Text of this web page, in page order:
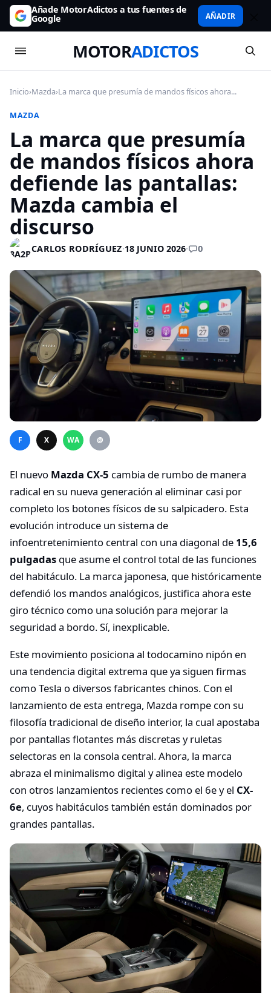
Añade MotorAdictos a tus fuentes de
Google AÑADIR
MOTORADICTOS
Inicio›Mazda›La marca que presumía de mandos físicos ahora...
MAZDA
La marca que presumía
de mandos físicos ahora
defiende las pantallas:
Mazda cambia el
discurso
CARLOS RODRÍGUEZ·18 JUNIO 2026· 0
F X WA @
El nuevo Mazda CX-5 cambia de rumbo de manera
radical en su nueva generación al eliminar casi por
completo los botones físicos de su salpicadero. Esta
evolución introduce un sistema de
infoentretenimiento central con una diagonal de 15,6
pulgadas que asume el control total de las funciones
del habitáculo. La marca japonesa, que históricamente
defendió los mandos analógicos, justifica ahora este
giro técnico como una solución para mejorar la
seguridad a bordo. Sí, inexplicable.
Este movimiento posiciona al todocamino nipón en
una tendencia digital extrema que ya siguen firmas
como Tesla o diversos fabricantes chinos. Con el
lanzamiento de esta entrega, Mazda rompe con su
filosofía tradicional de diseño interior, la cual apostaba
por pantallas flotantes más discretas y ruletas
selectoras en la consola central. Ahora, la marca
abraza el minimalismo digital y alinea este modelo
con otros lanzamientos recientes como el 6e y el CX-
6e, cuyos habitáculos también están dominados por
grandes pantallas.